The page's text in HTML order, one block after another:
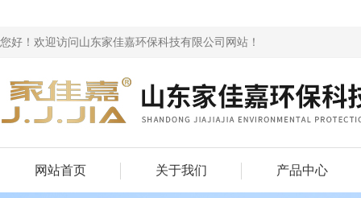
您好！欢迎访问山东家佳嘉环保科技有限公司网站！
网站首页 关于我们 产品中心